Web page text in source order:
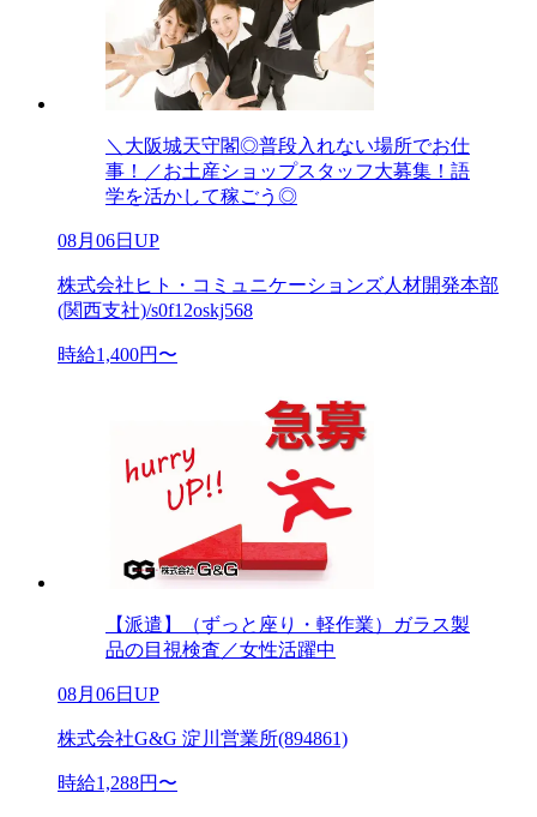
＼大阪城天守閣◎普段入れない場所でお仕
事！／お土産ショップスタッフ大募集！語
学を活かして稼ごう◎
08月06日UP
株式会社ヒト・コミュニケーションズ人材開発本部
(関西支社)/s0f12oskj568
時給1,400円〜
【派遣】（ずっと座り・軽作業）ガラス製
品の目視検査／女性活躍中
08月06日UP
株式会社G&G 淀川営業所(894861)
時給1,288円〜